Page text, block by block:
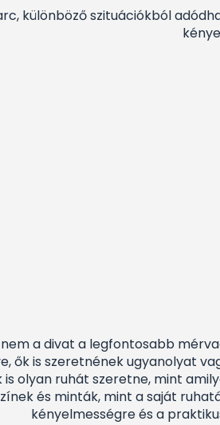
különböző szituációkból
a divat a legfontosabb
ők is szeretnének ugyanolyat
is olyan ruhát szeretne, mint
és minták, mint a saját
kényelmességre és a